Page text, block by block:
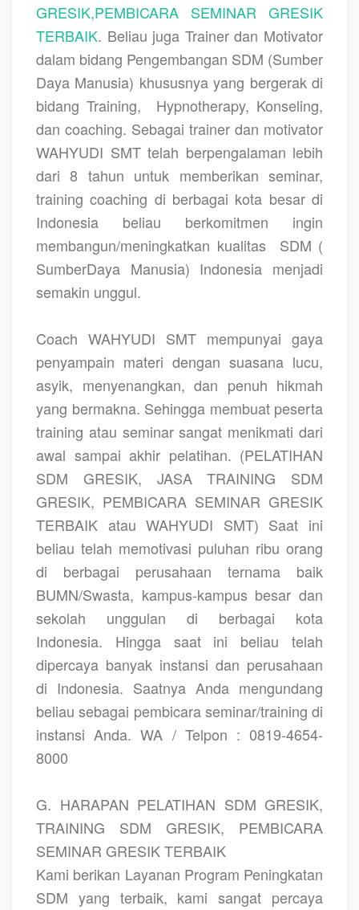
GRESIK,PEMBICARA SEMINAR GRESIK
TERBAIK. Beliau juga Trainer dan Motivator
dalam bidang Pengembangan SDM (Sumber
Daya Manusia) khususnya yang bergerak di
bidang Training,
Hypnotherapy, Konseling,
dan coaching. Sebagai trainer dan motivator
WAHYUDI SMT telah berpengalaman lebih
dari 8 tahun untuk memberikan seminar,
training coaching di berbagai kota besar di
Indonesia beliau berkomitmen ingin
membangun/meningkatkan kualitas
SDM (
SumberDaya Manusia) Indonesia menjadi
semakin unggul.
Coach WAHYUDI SMT mempunyai gaya
penyampain materi dengan suasana lucu,
asyik, menyenangkan, dan penuh hikmah
yang bermakna. Sehingga membuat peserta
training atau seminar sangat menikmati dari
awal sampai akhir pelatihan. (PELATIHAN
SDM GRESIK, JASA TRAINING SDM
GRESIK, PEMBICARA SEMINAR GRESIK
TERBAIK atau WAHYUDI SMT) Saat ini
beliau telah memotivasi puluhan ribu orang
di berbagai perusahaan ternama baik
BUMN/Swasta, kampus-kampus besar dan
sekolah unggulan di berbagai kota
Indonesia. Hingga saat ini beliau telah
dipercaya banyak instansi dan perusahaan
di Indonesia. Saatnya Anda mengundang
beliau sebagai pembicara seminar/training di
instansi Anda. WA / Telpon : 0819-4654-
8000
G. HARAPAN PELATIHAN SDM GRESIK,
TRAINING SDM GRESIK, PEMBICARA
SEMINAR GRESIK TERBAIK
Kami berikan Layanan Program Peningkatan
SDM yang terbaik, kami sangat percaya